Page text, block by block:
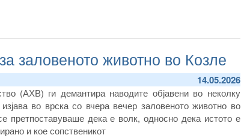
заловеното животно во Козле
14.05.2026
(АХВ) ги демантира наводите објавени во неколку
во врска со вчера вечер заловеното животно во
претпоставуваше дека е волк, односно дека истото е
и кое сопственикот